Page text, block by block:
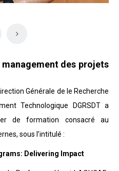
des projets
Générale de le Recherche
Technologique DGRSDT a
de formation consacré au
sous l’intitulé :
Delivering Impact